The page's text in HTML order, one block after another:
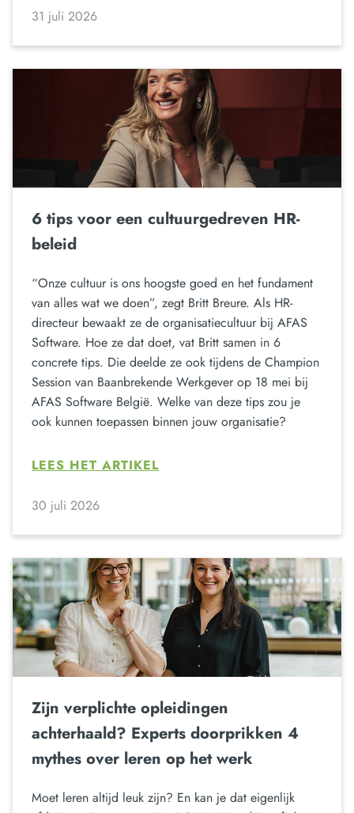
31 juli 2026
6 tips voor een cultuurgedreven HR-
beleid
“Onze cultuur is ons hoogste goed en het fundament
van alles wat we doen”, zegt Britt Breure. Als HR-
directeur bewaakt ze de organisatiecultuur bij AFAS
Software. Hoe ze dat doet, vat Britt samen in 6
concrete tips. Die deelde ze ook tijdens de Champion
Session van Baanbrekende Werkgever op 18 mei bij
AFAS Software België. Welke van deze tips zou je
ook kunnen toepassen binnen jouw organisatie?
LEES HET ARTIKEL
30 juli 2026
Zijn verplichte opleidingen
achterhaald? Experts doorprikken 4
mythes over leren op het werk
Moet leren altijd leuk zijn? En kan je dat eigenlijk